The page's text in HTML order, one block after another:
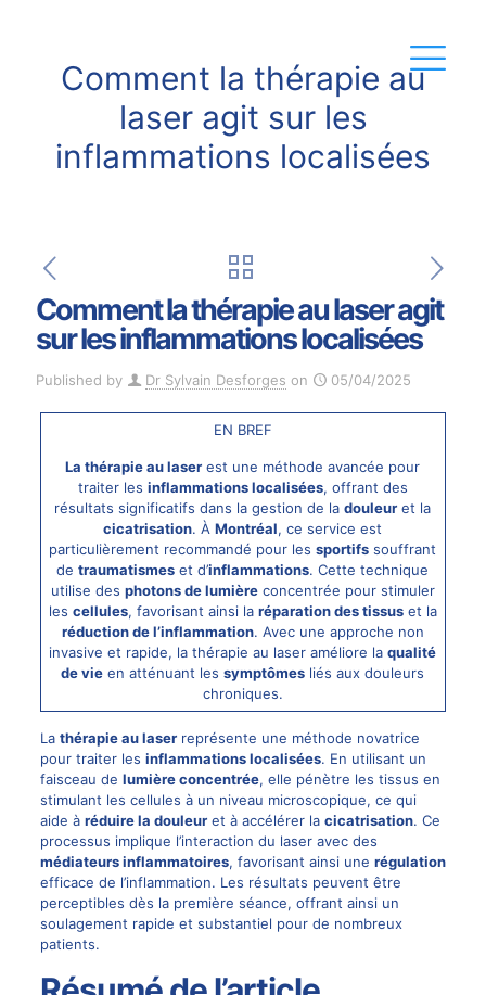
Comment la thérapie au
laser agit sur les
inflammations localisées
Comment la thérapie au laser agit
sur les inflammations localisées
Published by Dr Sylvain Desforges on 05/04/2025
EN BREF
La thérapie au laser est une méthode avancée pour
traiter les inflammations localisées, offrant des
résultats significatifs dans la gestion de ladouleur et la
cicatrisation. ÀMontréal, ce service est
particulièrement recommandé pour lessportifs souffrant
detraumatismes et d’inflammations. Cette technique
utilise des photons de lumièreconcentrée pour stimuler
les cellules, favorisant ainsi la réparation des tissuset la
réduction de l’inflammation. Avec une approche non
invasive et rapide, la thérapie au laser améliore laqualité
de vie en atténuant lessymptômes liés auxdouleurs
chroniques.
La thérapie au laserreprésente une méthode novatrice
pour traiter les inflammations localisées. En utilisant un
faisceau de lumière concentrée, elle pénètre les tissus en
stimulant les cellules à un niveau microscopique, ce qui
aide à réduire la douleuret à accélérer la cicatrisation. Ce
processus implique l’interaction du laser avec des
médiateurs inflammatoires, favorisant ainsi une régulation
efficace de l’inflammation. Les résultats peuvent être
perceptibles dès la première séance, offrant ainsi un
soulagement rapide et substantiel pour de nombreux
patients.